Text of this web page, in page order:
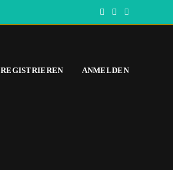
REGISTRIEREN ANMELDEN